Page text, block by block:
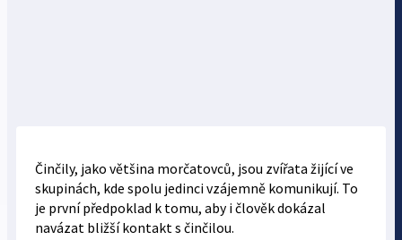
Činčily, jako většina morčatovců, jsou zvířata žijící ve
skupinách, kde spolu jedinci vzájemně komunikují. To
je první předpoklad k tomu, aby i člověk dokázal
navázat bližší kontakt s činčilou.